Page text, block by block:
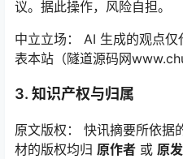
议。据此操作，风险自担。
中立立场： AI 生成的观点
表本站（隧道源码网
3. 知识产权与归属
原文版权： 快讯摘要所依据
材的版权均归 原作者 或 原